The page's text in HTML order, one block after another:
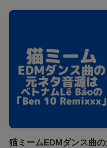
猫ミームEDMダンス曲